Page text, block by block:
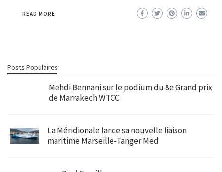
READ MORE
Posts Populaires
Mehdi Bennani sur le podium du 8e Grand prix
de Marrakech WTCC
La Méridionale lance sa nouvelle liaison
maritime Marseille-Tanger Med